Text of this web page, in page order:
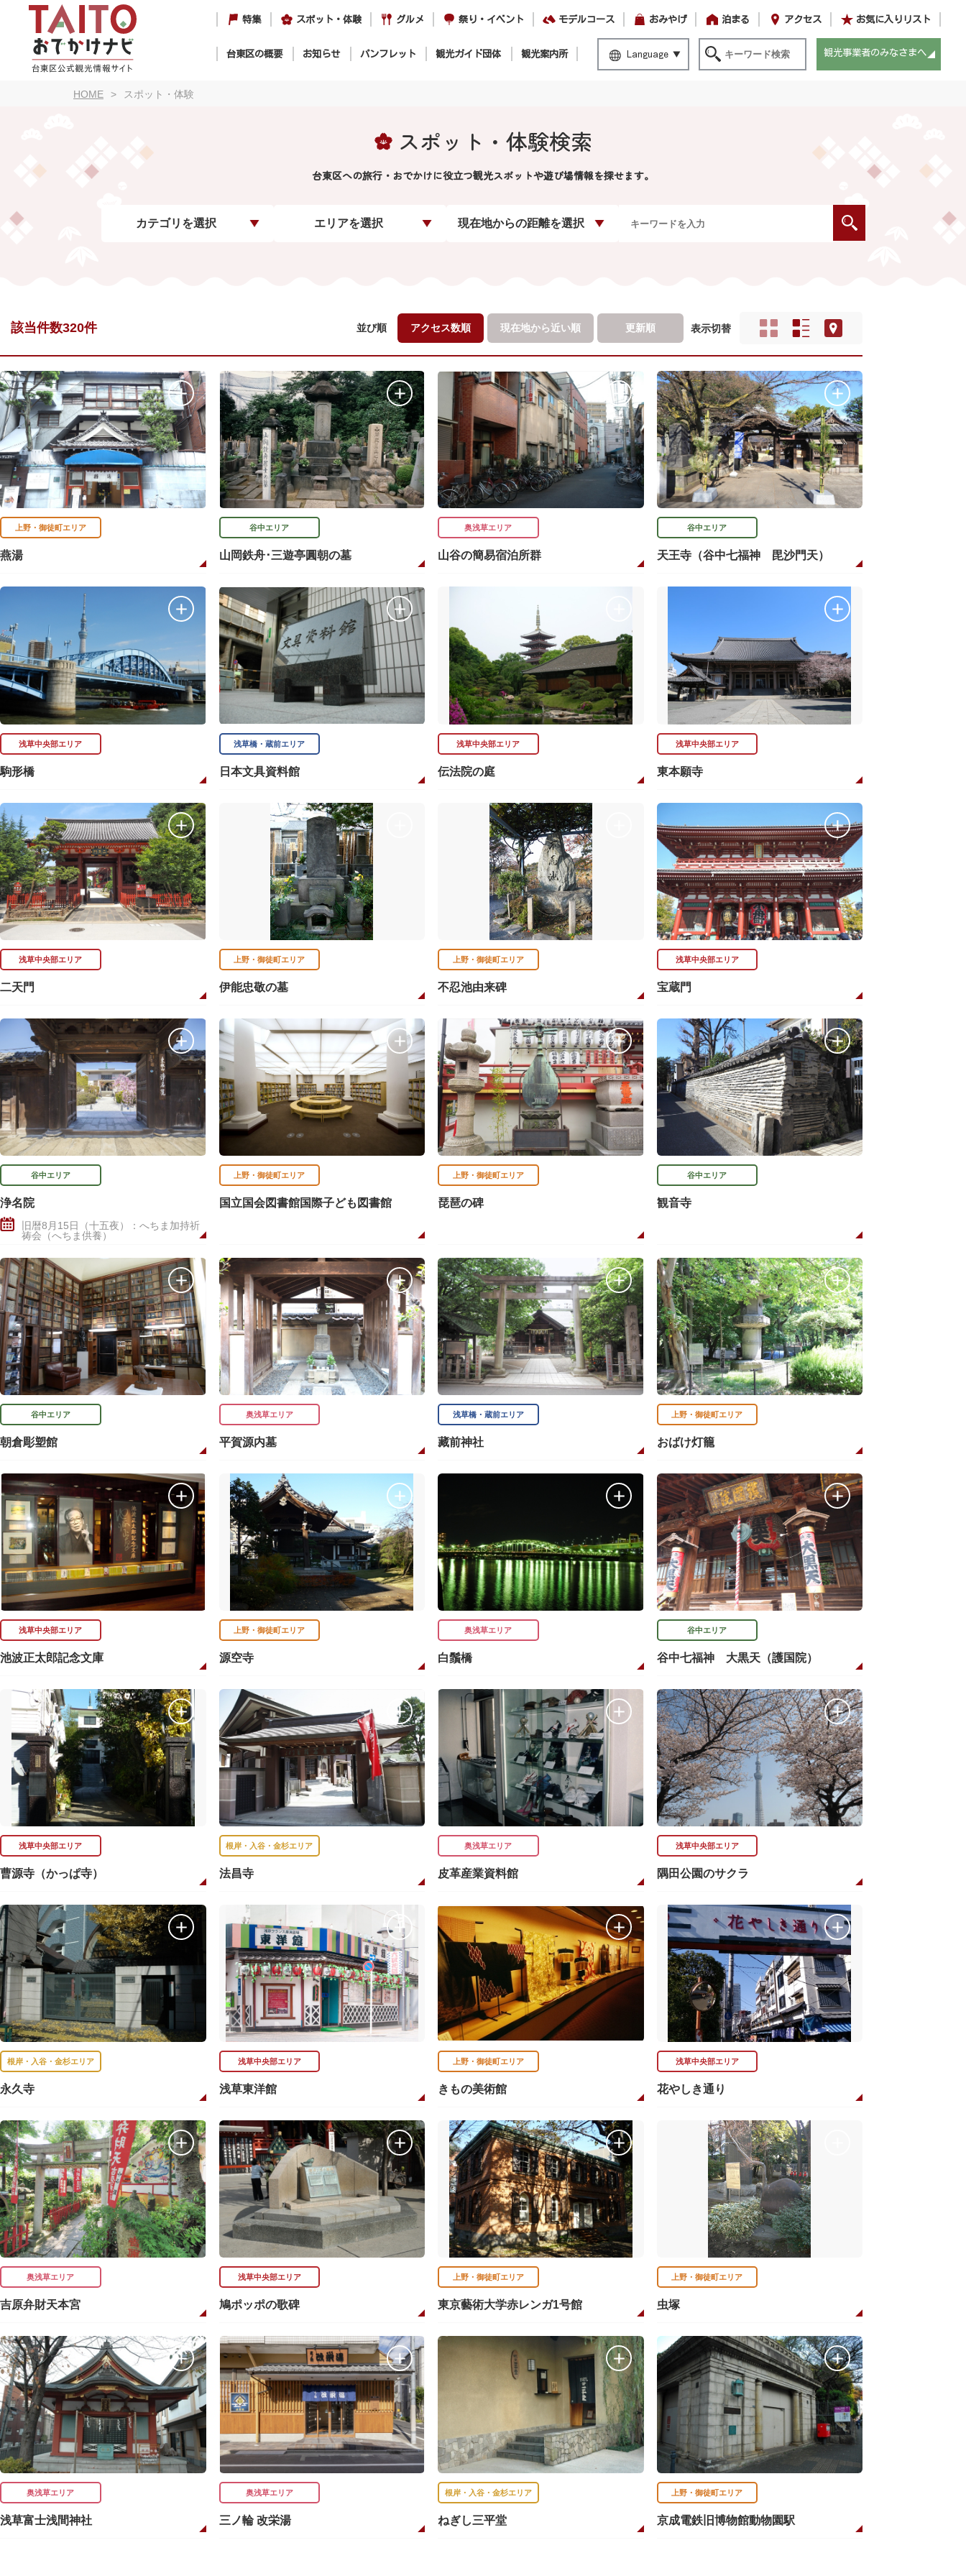
特集 スポット・体験 グルメ 祭り・イベント モデルコース おみやげ 泊まる アクセス お気に入りリスト
台東区の概要 お知らせ パンフレット 観光ガイド団体 観光案内所 Language 観光事業者のみなさまへ
HOME スポット・体験
スポット・体験検索
台東区への旅行・おでかけに役立つ観光スポットや遊び場情報を探せます。
カテゴリを選択 エリアを選択 現在地からの距離を選択
該当件数320件 並び順 アクセス数順 現在地から近い順 更新順 表示切替
上野・御徒町エリア
燕湯
谷中エリア
山岡鉄舟･三遊亭圓朝の墓
奥浅草エリア
山谷の簡易宿泊所群
谷中エリア
天王寺（谷中七福神 毘沙門天）
浅草中央部エリア
駒形橋
浅草橋・蔵前エリア
日本文具資料館
浅草中央部エリア
伝法院の庭
浅草中央部エリア
東本願寺
浅草中央部エリア
二天門
上野・御徒町エリア
伊能忠敬の墓
上野・御徒町エリア
不忍池由来碑
浅草中央部エリア
宝蔵門
谷中エリア
浄名院
旧暦8月15日（十五夜）：へちま加持祈
祷会（へちま供養）
上野・御徒町エリア
国立国会図書館国際子ども図書館
上野・御徒町エリア
琵琶の碑
谷中エリア
観音寺
谷中エリア
朝倉彫塑館
奥浅草エリア
平賀源内墓
浅草橋・蔵前エリア
藏前神社
上野・御徒町エリア
おばけ灯籠
浅草中央部エリア
池波正太郎記念文庫
上野・御徒町エリア
源空寺
奥浅草エリア
白鬚橋
谷中エリア
谷中七福神 大黒天（護国院）
浅草中央部エリア
曹源寺（かっぱ寺）
根岸・入谷・金杉エリア
法昌寺
奥浅草エリア
皮革産業資料館
浅草中央部エリア
隅田公園のサクラ
根岸・入谷・金杉エリア
永久寺
浅草中央部エリア
浅草東洋館
上野・御徒町エリア
きもの美術館
浅草中央部エリア
花やしき通り
奥浅草エリア
吉原弁財天本宮
浅草中央部エリア
鳩ポッポの歌碑
上野・御徒町エリア
東京藝術大学赤レンガ1号館
上野・御徒町エリア
虫塚
奥浅草エリア
浅草富士浅間神社
奥浅草エリア
三ノ輪 改栄湯
根岸・入谷・金杉エリア
ねぎし三平堂
上野・御徒町エリア
京成電鉄旧博物館動物園駅